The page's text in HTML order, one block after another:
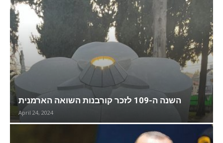
השנה ה-109 לזכר קורבנות השואה הארמנית
April 24, 2024